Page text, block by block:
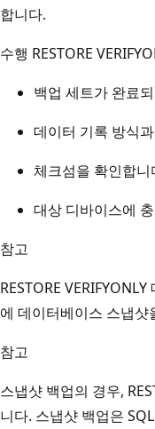
합니다.
수행 RESTORE
백업 세트가 완료
데이터 기록 방식
체크섬을 확인합
대상 디바이스에
참고
RESTORE
에 데이터베이스 스냅샷
참고
스냅샷 백업의 경우,
니다. 스냅샷 백업은